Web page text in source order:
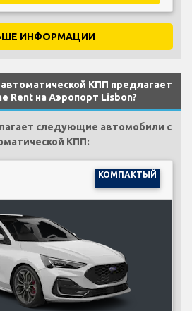
ИНФОРМАЦИИ
КПП предлагает
Rent на Аэропорт Lisbon?
следующие автомобили с
КПП:
КОМПАКТЫЙ